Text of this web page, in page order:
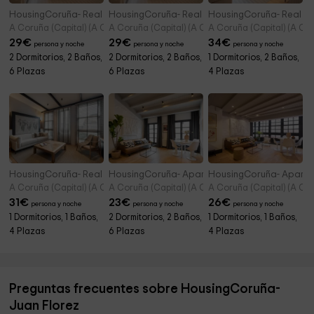
HousingCoruña- Real 58 3º
A Coruña (Capital) (A Coruña)
29€ persona y noche
2 Dormitorios, 2 Baños,
6 Plazas
HousingCoruña- Real 58 2º
A Coruña (Capital) (A Coruña)
29€ persona y noche
2 Dormitorios, 2 Baños,
6 Plazas
HousingCoruña- Real 58
A Coruña (Capital) (A
34€ persona y noche
1 Dormitorios, 2 Baños,
4 Plazas
HousingCoruña- Real 58 4º
A Coruña (Capital) (A Coruña)
31€ persona y noche
1 Dormitorios, 1 Baños,
4 Plazas
HousingCoruña- Apartment 4
A Coruña (Capital) (A Coruña)
23€ persona y noche
2 Dormitorios, 2 Baños,
6 Plazas
HousingCoruña-
A Coruña (Capital) (A
26€ persona y noche
1 Dormitorios, 1 Baños,
4 Plazas
Preguntas frecuentes sobre HousingCoruña-
Juan Florez